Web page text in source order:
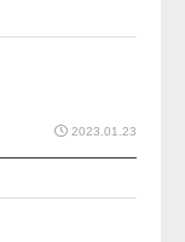
2023.01.23